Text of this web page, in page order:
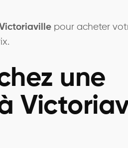
pour acheter
une